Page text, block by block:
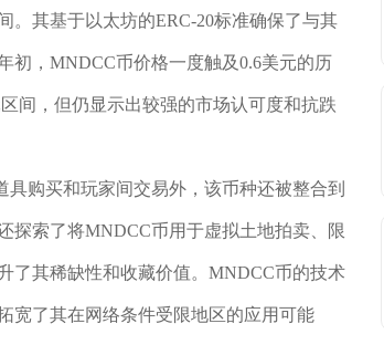
。其基于以太坊的ERC-20标准确保了与其
初，MNDCC币价格一度触及0.6美元的历
间，但仍显示出较强的市场认可度和抗跌
购买和玩家间交易外，该币种还被整合到
探索了将MNDCC币用于虚拟土地拍卖、限
了其稀缺性和收藏价值。MNDCC币的技术
宽了其在网络条件受限地区的应用可能